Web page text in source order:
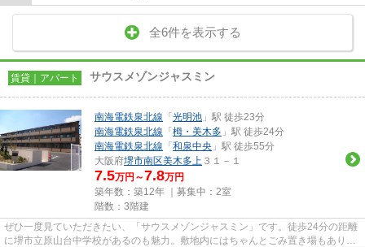
全6件を表示する
賃貸｜アパート サウスメゾンジャスミン
南海電鉄泉北線 「 光明池 」駅 徒歩23分
南海電鉄泉北線 「 栂・美木多 」駅 徒歩24分
南海電鉄泉北線 「 和泉中央 」駅 徒歩55分
大阪府堺市南区美木多上 ３１－１
7.5万円～7.8万円
築年数：築12年 ｜募集中： 2室
階数：3階建
ぜひ一度見ていただきたい、「サウスメゾンジャスミン」です。徒歩24分の距離
に堺市立原山台中学校があるのも魅力。敷地内にはちゃんとごみ置き場もありま